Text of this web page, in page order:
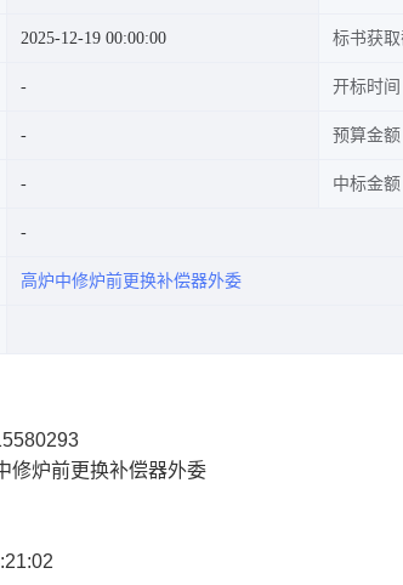
2025-12-19 00:00:00 标书获取
开标时间
预算金额
中标金额
高炉中修炉前更换补偿器外委
修炉前更换补偿器外委